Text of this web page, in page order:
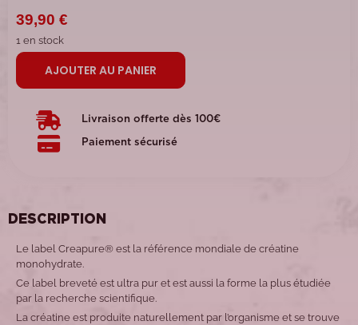
39,90 €
1 en stock
AJOUTER AU PANIER
Livraison offerte dès 100€
Paiement sécurisé
DESCRIPTION
Le label Creapure® est la référence mondiale de créatine
monohydrate.
Ce label breveté est ultra pur et est aussi la forme la plus étudiée
par la recherche scientifique.
La créatine est produite naturellement par l’organisme et se trouve